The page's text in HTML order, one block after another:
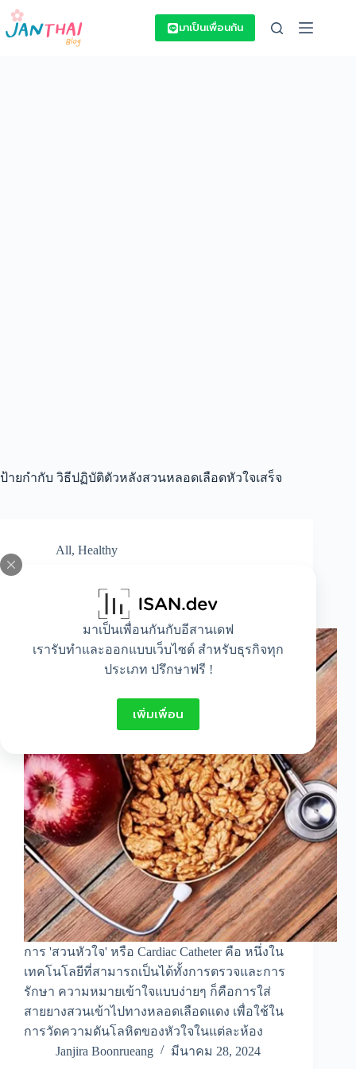
Skip
content
มาเป็นเพื่อนกันกับอีสานเดฟ
เรารับทำและออกแบบเว็บไซต์ สำหรับธุรกิจทุก
ประเภท ปรึกษาฟรี !
เพิ่มเพื่อน
มาเป็นเพื่อนกัน
ป้ายกำกับ วิธีปฏิบัติตัวหลังสวนหลอดเลือดหัวใจเสร็จ
All, Healthy
Cardiac Catheter คืออะไร ช่วยดูแลรักษาหัวใจได้
การ 'สวนหัวใจ' หรือ Cardiac Catheter คือ หนึ่งใน
เทคโนโลยีที่สามารถเป็นได้ทั้งการตรวจและการ
รักษา ความหมายเข้าใจแบบง่ายๆ ก็คือการใส่
สายยางสวนเข้าไปทางหลอดเลือดแดง เพื่อใช้ใน
การวัดความดันโลหิตของหัวใจในแต่ละห้อง
Janjira Boonrueang
มีนาคม 28, 2024